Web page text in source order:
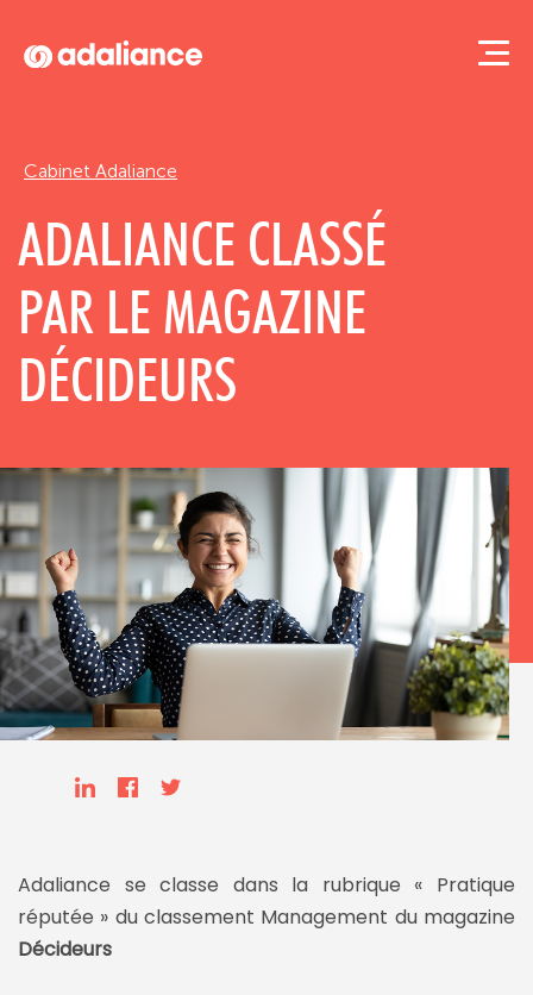
Cabinet Adaliance
ADALIANCE CLASSÉ
PAR LE MAGAZINE
DÉCIDEURS
Adaliance se classe dans la rubrique « Pratique
réputée » du classement Management du magazine
Décideurs